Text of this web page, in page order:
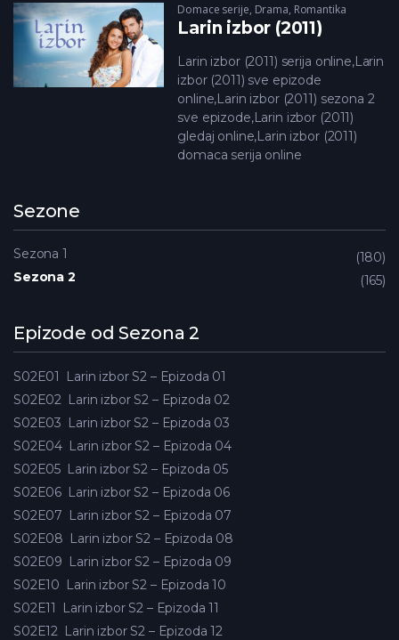
Domace serije, Drama, Romantika
Larin izbor (2011)
Larin izbor (2011) serija online,Larin
izbor (2011) sve epizode
online,Larin izbor (2011) sezona 2
sve epizode,Larin izbor (2011)
gledaj online,Larin izbor (2011)
domaca serija online
Sezone
Sezona 1
180
Sezona 2
165
Epizode od Sezona 2
S02E01
Larin izbor S2 – Epizoda 01
S02E02 Larin izbor S2 – Epizoda 02
S02E03 Larin izbor S2 – Epizoda 03
S02E04 Larin izbor S2 – Epizoda 04
S02E05 Larin izbor S2 – Epizoda 05
S02E06 Larin izbor S2 – Epizoda 06
S02E07 Larin izbor S2 – Epizoda 07
S02E08 Larin izbor S2 – Epizoda 08
S02E09 Larin izbor S2 – Epizoda 09
S02E10 Larin izbor S2 – Epizoda 10
S02E11
Larin izbor S2 – Epizoda 11
S02E12 Larin izbor S2 – Epizoda 12